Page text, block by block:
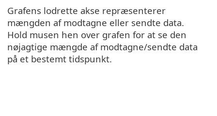
Grafens lodrette akse repræsenterer
mængden af modtagne eller sendte data.
Hold musen hen over grafen for at se den
nøjagtige mængde af modtagne/sendte data
på et bestemt tidspunkt.